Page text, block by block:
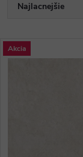
R
a
d
Najlacnejšie
Najpredávanejšie
V
Akcia